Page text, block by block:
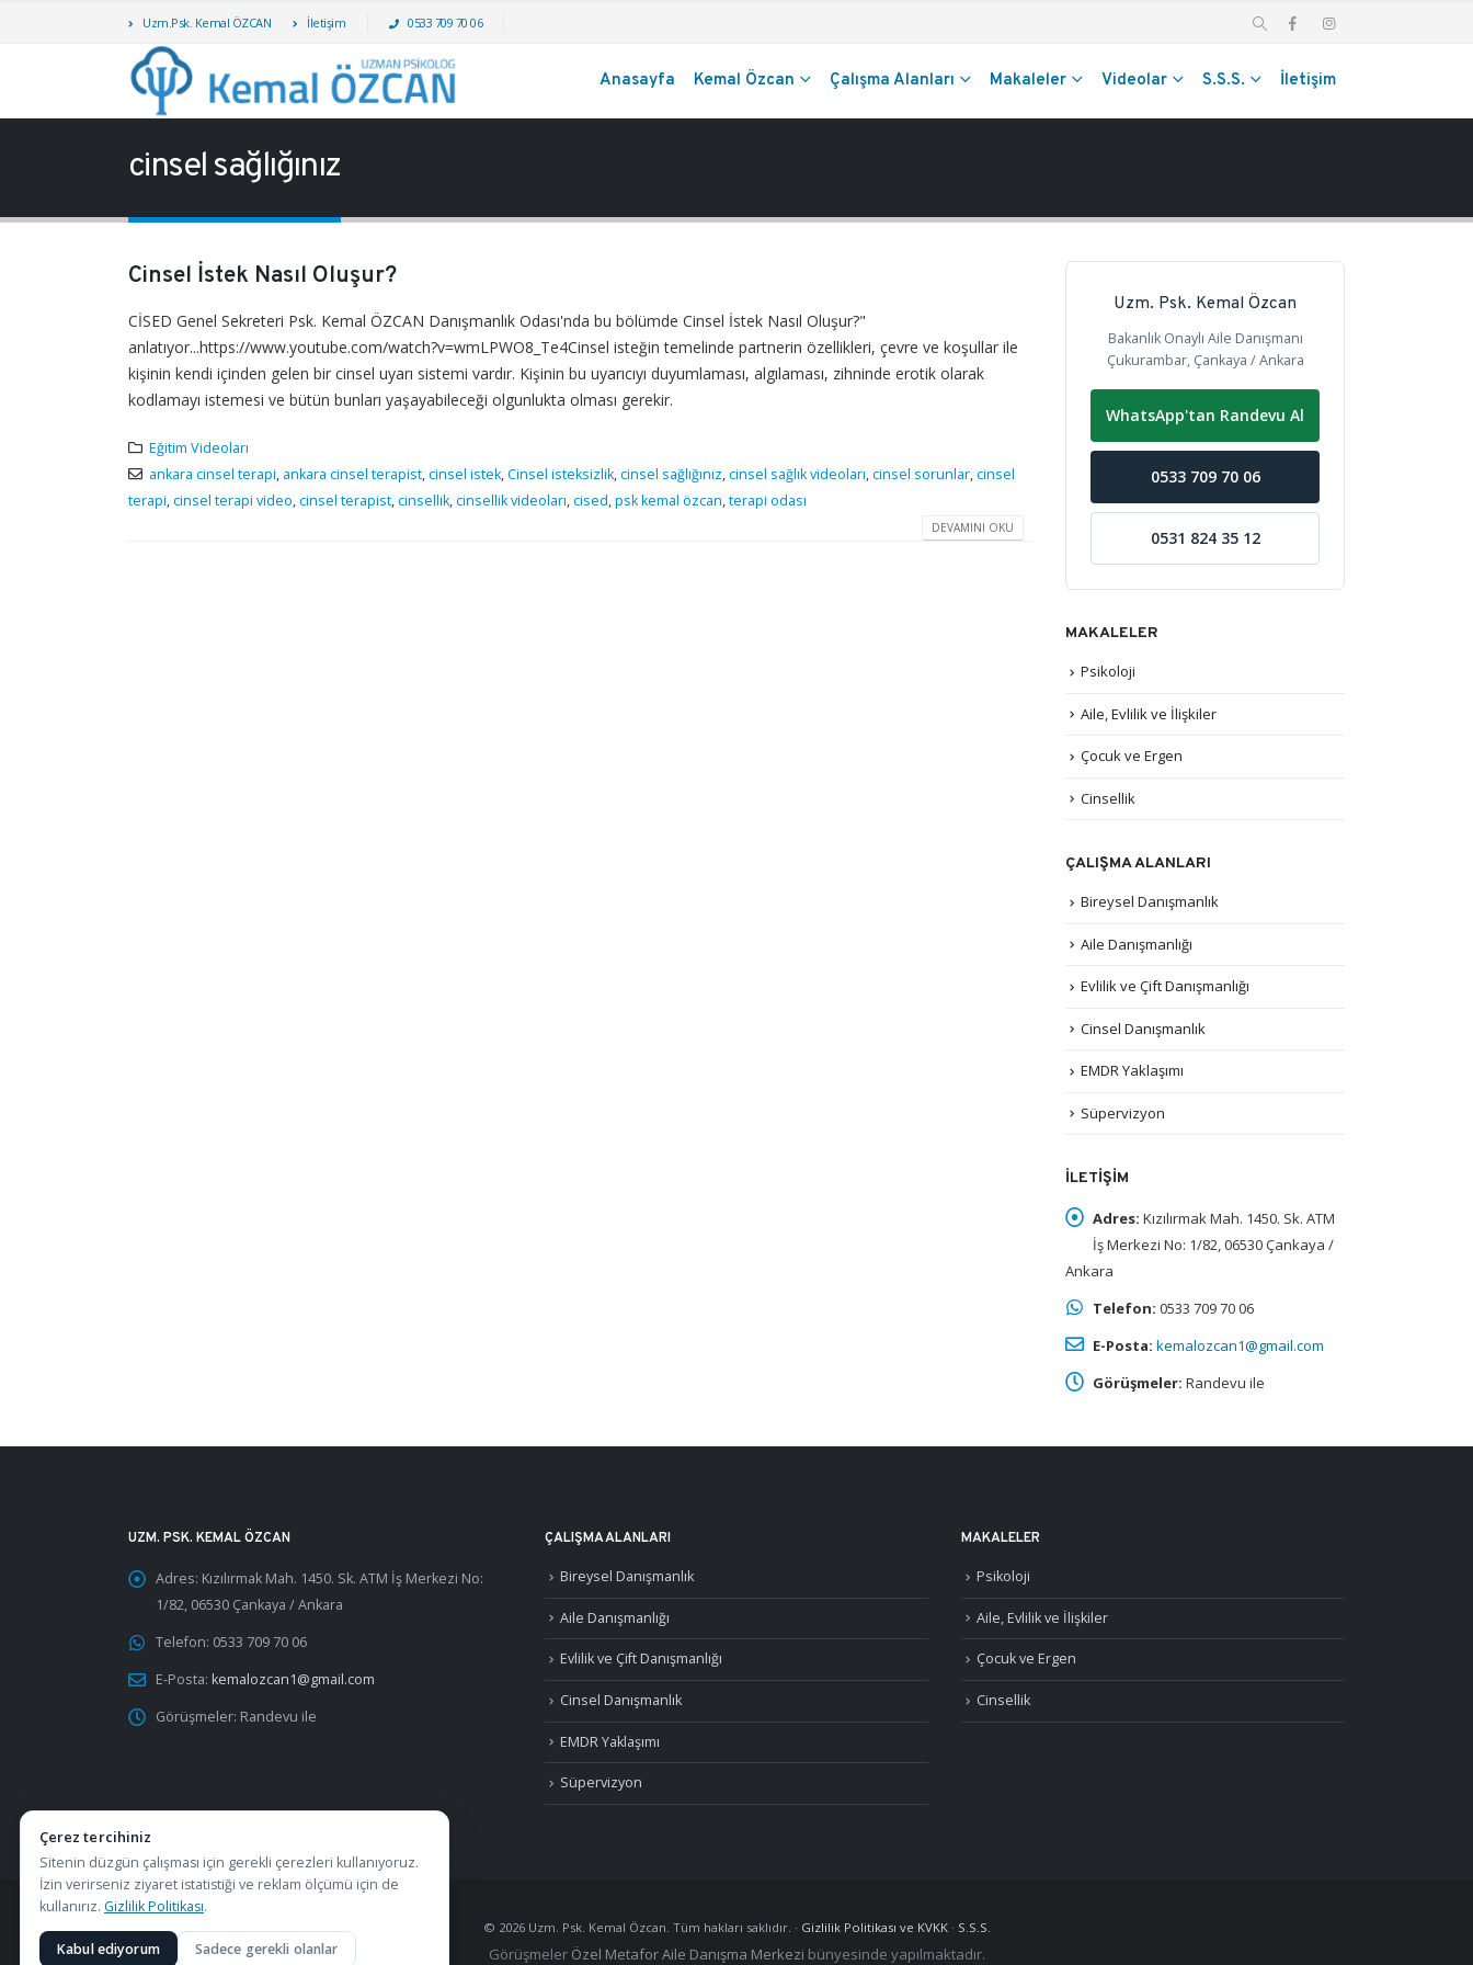
Uzm.Psk. Kemal ÖZCAN İletişim 0533 709 70 06
Anasayfa Kemal Özcan Çalışma Alanları Makaleler Videolar S.S.S. İletişim
cinsel sağlığınız
Cinsel İstek Nasıl Oluşur?
CİSED Genel Sekreteri Psk. Kemal ÖZCAN Danışmanlık Odası'nda bu bölümde Cinsel İstek Nasıl Oluşur?"
anlatıyor...https://www.youtube.com/watch?v=wmLPWO8_Te4Cinsel isteğin temelinde partnerin özellikleri, çevre ve koşullar ile
kişinin kendi içinden gelen bir cinsel uyarı sistemi vardır. Kişinin bu uyarıcıyı duyumlaması, algılaması, zihninde erotik olarak
kodlamayı istemesi ve bütün bunları yaşayabileceği olgunlukta olması gerekir.
Eğitim Videoları
ankara cinsel terapi, ankara cinsel terapist,cinsel istek,Cinsel isteksizlik,cinsel sağlığınız,cinsel sağlık videoları,cinsel sorunlar,cinsel
terapi,cinsel terapi video,cinsel terapist,cinsellik,cinsellik videoları,cised,psk kemal özcan,terapi odası
DEVAMINI OKU
Uzm. Psk. Kemal Özcan
Bakanlık Onaylı Aile Danışmanı
Çukurambar, Çankaya / Ankara
WhatsApp'tan Randevu Al
0533 709 70 06
0531 824 35 12
MAKALELER
Psikoloji
Aile, Evlilik ve İlişkiler
Çocuk ve Ergen
Cinsellik
ÇALIŞMA ALANLARI
Bireysel Danışmanlık
Aile Danışmanlığı
Evlilik ve Çift Danışmanlığı
Cinsel Danışmanlık
EMDR Yaklaşımı
Süpervizyon
İLETIŞIM
Adres: Kızılırmak Mah. 1450. Sk. ATM
İş Merkezi No: 1/82, 06530 Çankaya /
Ankara
Telefon: 0533 709 70 06
E-Posta: kemalozcan1@gmail.com
Görüşmeler: Randevu ile
UZM. PSK. KEMAL ÖZCAN
Adres: Kızılırmak Mah. 1450. Sk. ATM İş Merkezi No:
1/82, 06530 Çankaya / Ankara
Telefon: 0533 709 70 06
E-Posta: kemalozcan1@gmail.com
Görüşmeler: Randevu ile
ÇALIŞMA ALANLARI
Bireysel Danışmanlık
Aile Danışmanlığı
Evlilik ve Çift Danışmanlığı
Cinsel Danışmanlık
EMDR Yaklaşımı
Süpervizyon
MAKALELER
Psikoloji
Aile, Evlilik ve İlişkiler
Çocuk ve Ergen
Cinsellik
© 2026Uzm. Psk. Kemal Özcan. Tüm hakları saklıdır. · Gizlilik Politikası ve KVKK· S.S.S.
Görüşmeler Özel Metafor Aile Danışma Merkezi bünyesinde yapılmaktadır.
Çerez tercihiniz
Sitenin düzgün çalışması için gerekli çerezleri kullanıyoruz.
İzin verirseniz ziyaret istatistiği ve reklam ölçümü için de
kullanırız. Gizlilik Politikası.
Kabul ediyorum Sadece gerekli olanlar